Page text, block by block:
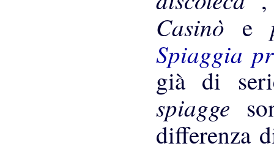
Casinò e
Spiaggia
già di
spiagge
differenza